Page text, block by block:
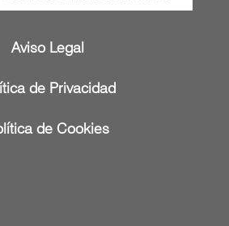
Aviso Legal
de Privacidad
de Cookies